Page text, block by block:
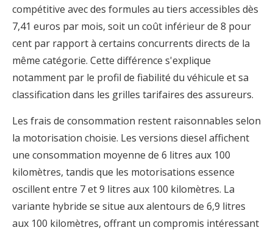
compétitive avec des formules au tiers accessibles dès
7,41 euros par mois, soit un coût inférieur de 8 pour
cent par rapport à certains concurrents directs de la
même catégorie. Cette différence s'explique
notamment par le profil de fiabilité du véhicule et sa
classification dans les grilles tarifaires des assureurs.
Les frais de consommation restent raisonnables selon
la motorisation choisie. Les versions diesel affichent
une consommation moyenne de 6 litres aux 100
kilomètres, tandis que les motorisations essence
oscillent entre 7 et 9 litres aux 100 kilomètres. La
variante hybride se situe aux alentours de 6,9 litres
aux 100 kilomètres, offrant un compromis intéressant